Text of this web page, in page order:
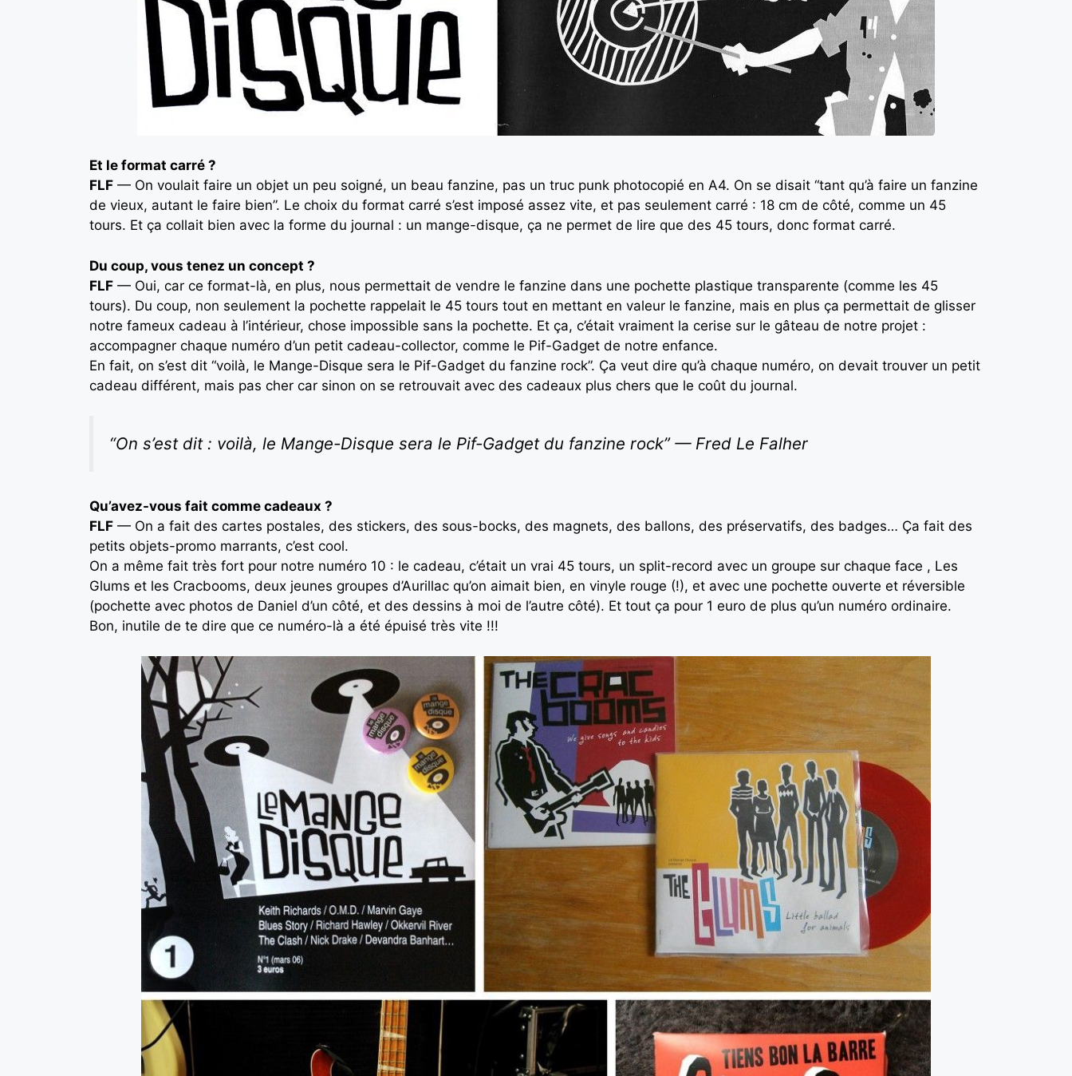
Et le format carré ?
FLF — On voulait faire un objet un peu soigné, un beau fanzine, pas un truc punk photocopié en A4. On se disait “tant qu’à faire un fanzine
de vieux, autant le faire bien”. Le choix du format carré s’est imposé assez vite, et pas seulement carré : 18 cm de côté, comme un 45
tours. Et ça collait bien avec la forme du journal : un mange-disque, ça ne permet de lire que des 45 tours, donc format carré.
Du coup, vous tenez un concept ?
FLF — Oui, car ce format-là, en plus, nous permettait de vendre le fanzine dans une pochette plastique transparente (comme les 45
tours). Du coup, non seulement la pochette rappelait le 45 tours tout en mettant en valeur le fanzine, mais en plus ça permettait de glisser
notre fameux cadeau à l’intérieur, chose impossible sans la pochette. Et ça, c’était vraiment la cerise sur le gâteau de notre projet :
accompagner chaque numéro d’un petit cadeau-collector, comme le Pif-Gadget de notre enfance.
En fait, on s’est dit “voilà, le Mange-Disque sera le Pif-Gadget du fanzine rock”. Ça veut dire qu’à chaque numéro, on devait trouver un petit
cadeau différent, mais pas cher car sinon on se retrouvait avec des cadeaux plus chers que le coût du journal.
“On s’est dit : voilà, le Mange-Disque sera le Pif-Gadget du fanzine rock” — Fred Le Falher
Qu’avez-vous fait comme cadeaux ?
FLF — On a fait des cartes postales, des stickers, des sous-bocks, des magnets, des ballons, des préservatifs, des badges… Ça fait des
petits objets-promo marrants, c’est cool.
On a même fait très fort pour notre numéro 10 : le cadeau, c’était un vrai 45 tours, un split-record avec un groupe sur chaque face , Les
Glums et les Cracbooms, deux jeunes groupes d’Aurillac qu’on aimait bien, en vinyle rouge (!), et avec une pochette ouverte et réversible
(pochette avec photos de Daniel d’un côté, et des dessins à moi de l’autre côté). Et tout ça pour 1 euro de plus qu’un numéro ordinaire.
Bon, inutile de te dire que ce numéro-là a été épuisé très vite !!!